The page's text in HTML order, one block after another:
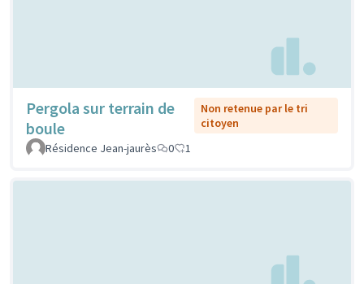
Pergola sur terrain de
boule
Non retenue par le tri
citoyen
Résidence Jean-jaurès
0 1